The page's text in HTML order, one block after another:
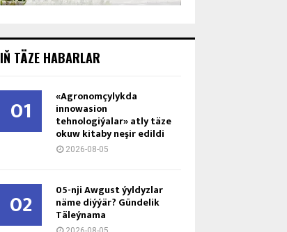
IŇ TÄZE HABARLAR
01 «Agronomçylykda
innowasion
tehnologiýalar» atly täze
okuw kitaby neşir edildi
2026-08-05
02 05-nji Awgust ýyldyzlar
näme diýýär? Gündelik
Täleýnama